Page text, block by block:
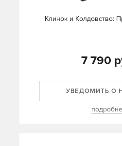
Клинок и Колдовство:
7 790
УВЕДОМИТЬ О